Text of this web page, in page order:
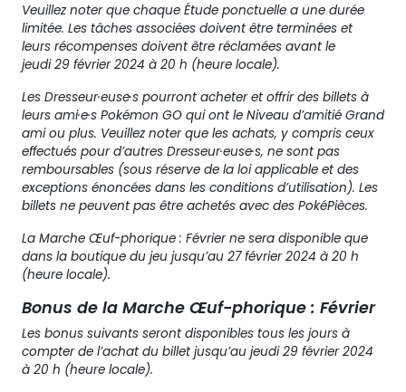
Veuillez noter que chaque Étude ponctuelle a une durée
limitée. Les tâches associées doivent être terminées et
leurs récompenses doivent être réclamées avant le
jeudi 29 février 2024 à 20 h (heure locale).
Les Dresseur·euse·s pourront acheter et offrir des billets à
leurs ami·e·s Pokémon GO qui ont le Niveau d’amitié Grand
ami ou plus. Veuillez noter que les achats, y compris ceux
effectués pour d’autres Dresseur·euse·s, ne sont pas
remboursables (sous réserve de la loi applicable et des
exceptions énoncées dans les conditions d’utilisation). Les
billets ne peuvent pas être achetés avec des PokéPièces.
La Marche Œuf-phorique : Février ne sera disponible que
dans la boutique du jeu jusqu’au 27 février 2024 à 20 h
(heure locale).
Bonus de la Marche Œuf-phorique : Février
Les bonus suivants seront disponibles tous les jours à
compter de l’achat du billet jusqu’au jeudi 29 février 2024
à 20 h (heure locale).